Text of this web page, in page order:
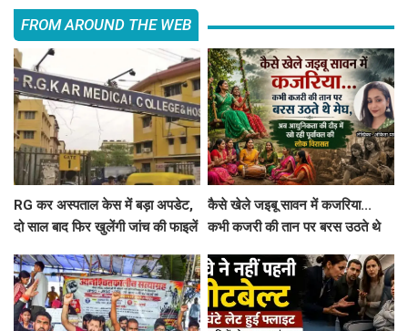
FROM AROUND THE WEB
RG कर अस्पताल केस में बड़ा अपडेट,
दो साल बाद फिर खुलेंगी जांच की फाइलें
कैसे खेले जइबू सावन में कजरिया...
कभी कजरी की तान पर बरस उठते थे
पूर्वांचल की लोक विरासत